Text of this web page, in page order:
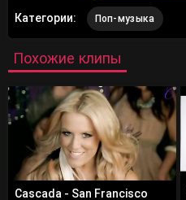
Категории: Поп-музыка
Похожие клипы
Cascada - San Francisco